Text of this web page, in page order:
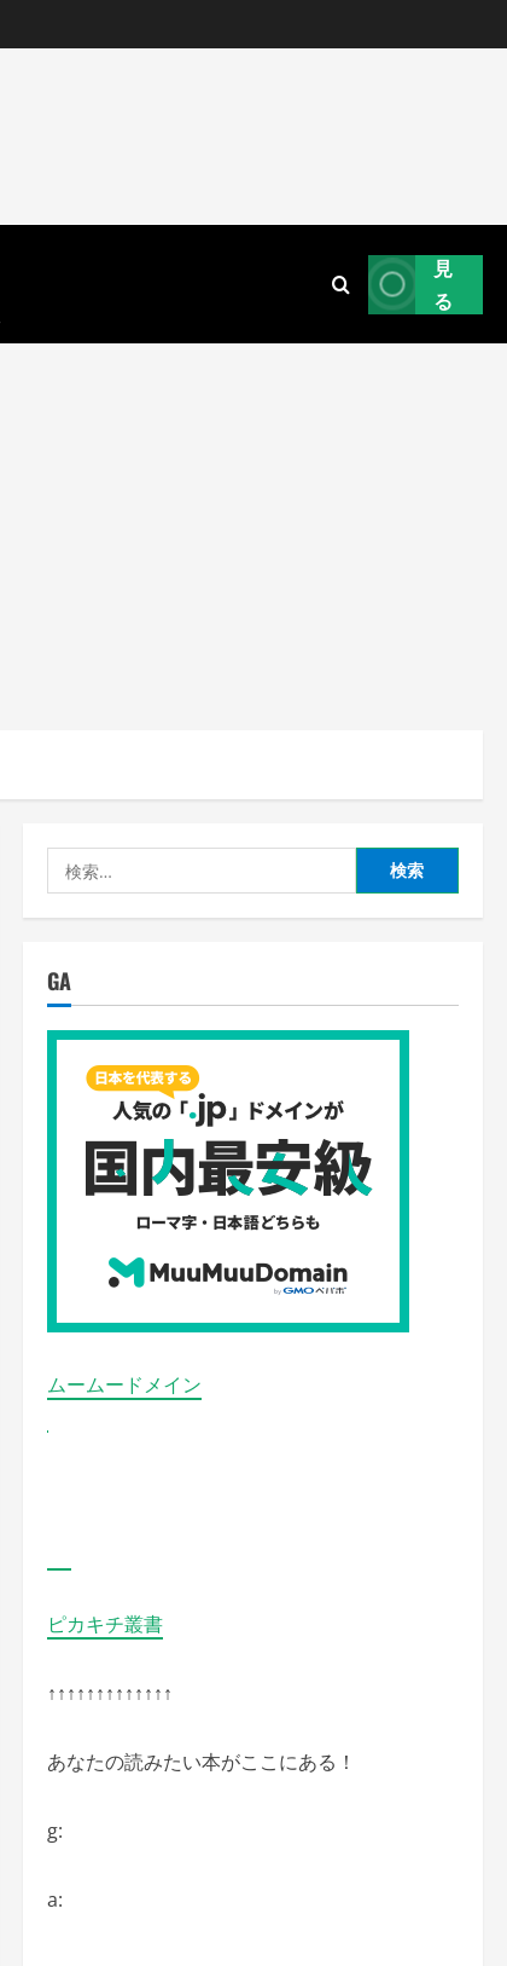
見
る
索:
GA
ムームードメイン
ピカキチ叢書
↑↑↑↑↑↑↑↑↑↑↑↑↑
あなたの読みたい本がここにある！
g:
a: